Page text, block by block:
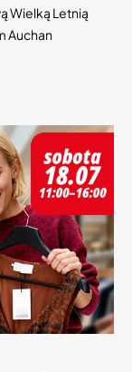
Wielką Letnią
Auchan